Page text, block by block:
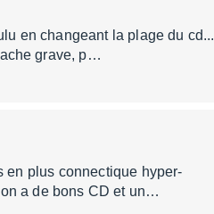
en changeant la plage du cd...
grave, p…
en plus connectique hyper-
a de bons CD et un…